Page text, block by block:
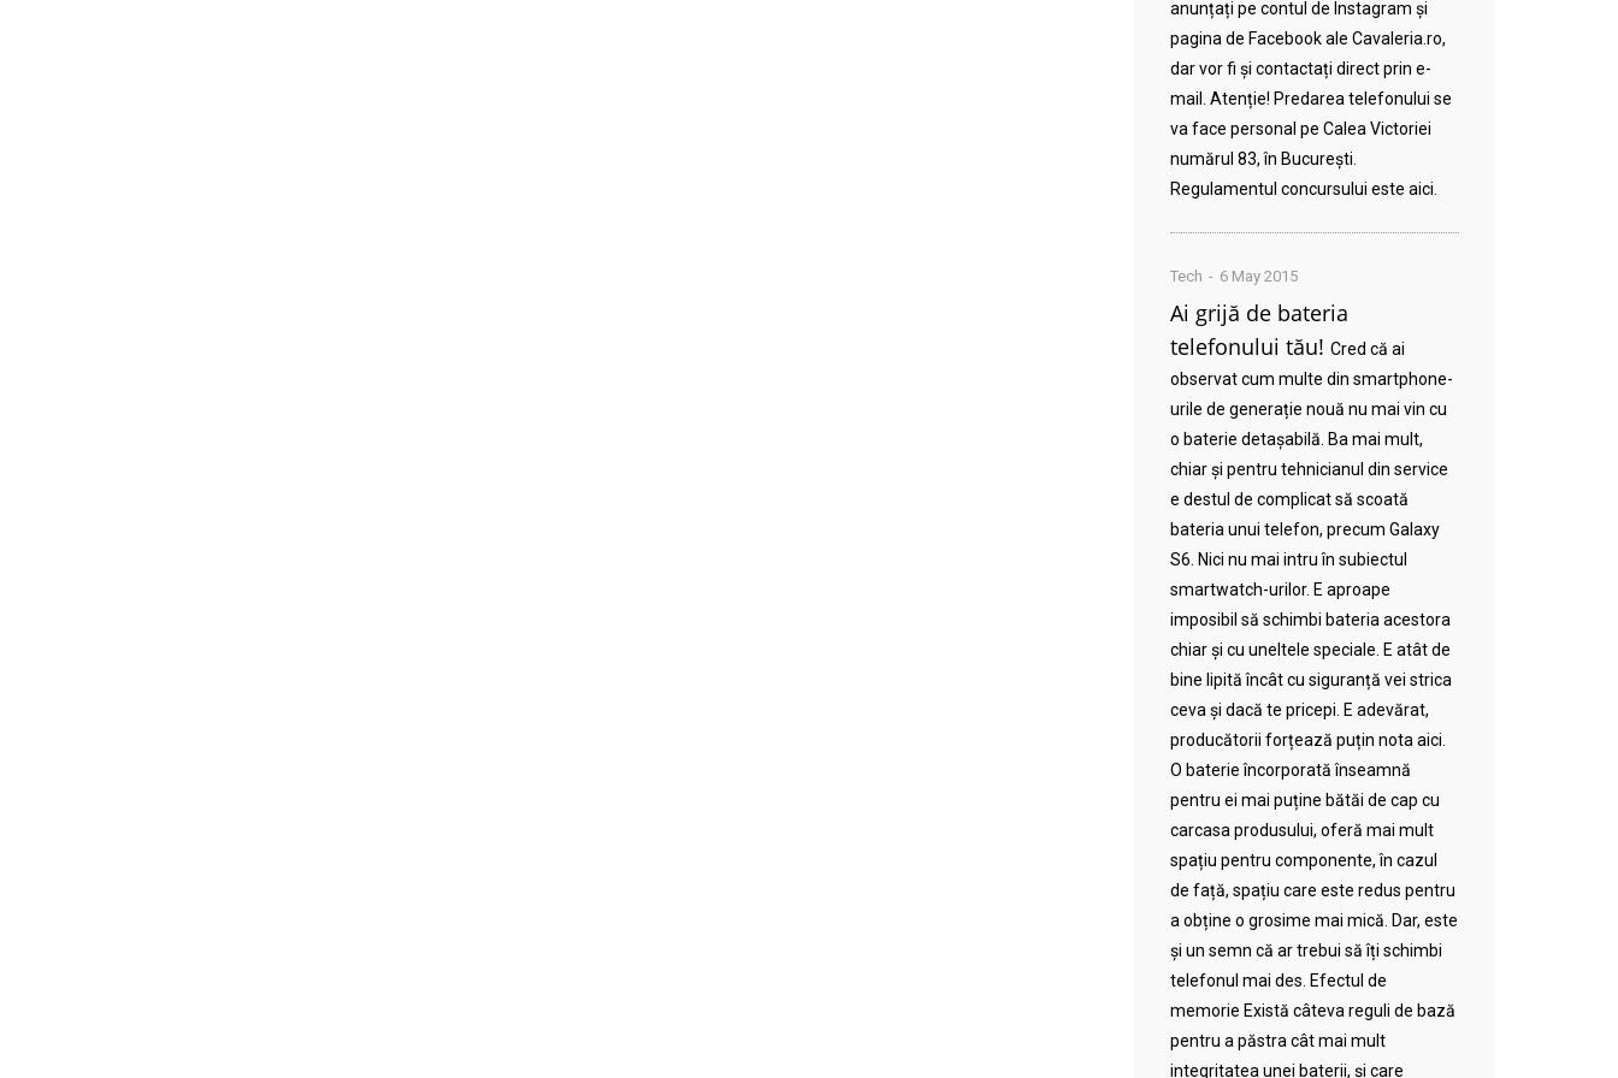
anunțați pe contul de Instagram și
pagina de Facebook ale Cavaleria.ro,
dar vor fi și contactați direct prin e-
mail. Atenție! Predarea telefonului se
va face personal pe Calea Victoriei
numărul 83, în București.
Regulamentul concursului este aici.
Tech 6 May 2015
Ai grijă de bateria
telefonului tău! Cred că ai
observat cum multe din smartphone-
urile de generație nouă nu mai vin cu
o baterie detașabilă. Ba mai mult,
chiar și pentru tehnicianul din service
e destul de complicat să scoată
bateria unui telefon, precum Galaxy
S6. Nici nu mai intru în subiectul
smartwatch-urilor. E aproape
imposibil să schimbi bateria acestora
chiar și cu uneltele speciale. E atât de
bine lipită încât cu siguranță vei strica
ceva și dacă te pricepi. E adevărat,
producătorii forțează puțin nota aici.
O baterie încorporată înseamnă
pentru ei mai puține bătăi de cap cu
carcasa produsului, oferă mai mult
spațiu pentru componente, în cazul
de față, spațiu care este redus pentru
a obține o grosime mai mică. Dar, este
și un semn că ar trebui să îți schimbi
telefonul mai des. Efectul de
memorie Există câteva reguli de bază
pentru a păstra cât mai mult
integritatea unei baterii, și care